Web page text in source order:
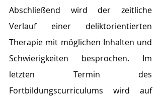
Abschließend wird der zeitliche
Verlauf einer deliktorientierten
Therapie mit möglichen Inhalten und
Schwierigkeiten besprochen. Im
letzten Termin des
Fortbildungscurriculums wird auf